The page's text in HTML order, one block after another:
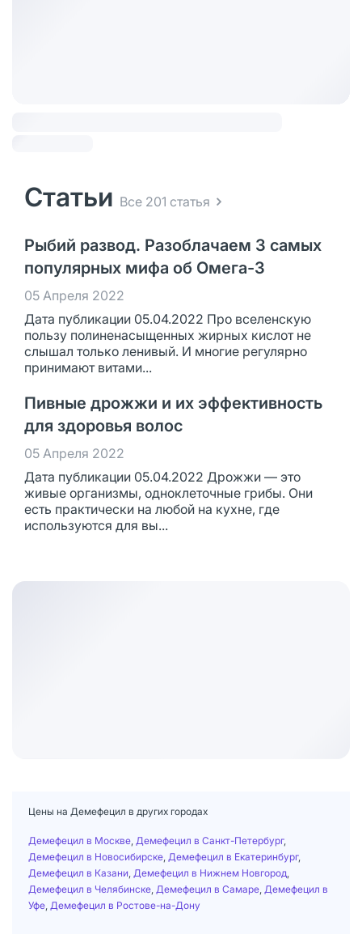
Статьи Все 201 статья
Рыбий развод. Разоблачаем 3 самых
популярных мифа об Омега-3
05 Апреля 2022
Дата публикации 05.04.2022 Про вселенскую
пользу полиненасыщенных жирных кислот не
слышал только ленивый. И многие регулярно
принимают витами...
Пивные дрожжи и их эффективность
для здоровья волос
05 Апреля 2022
Дата публикации 05.04.2022 Дрожжи — это
живые организмы, одноклеточные грибы. Они
есть практически на любой на кухне, где
используются для вы...
Цены на Демефецил в других городах
Демефецил в Москве Демефецил в Санкт-Петербург,
Демефецил в Новосибирске Демефецил в Екатеринбург,
Демефецил в Казани Демефецил в Нижнем Новгород
Демефецил в Челябинске Демефецил в Самаре Демефецил в
Уфе Демефецил в Ростове-на-Дону